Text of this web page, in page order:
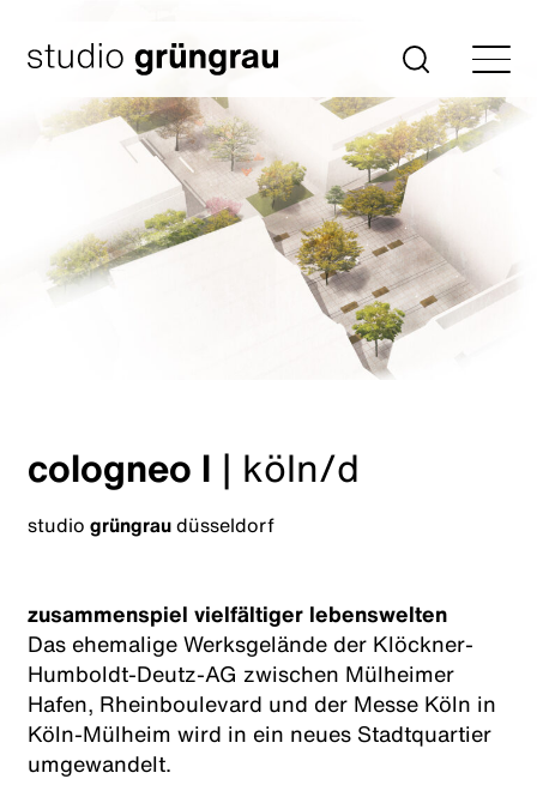
Inhalt
springen
Startseite Suche
cologneo l | köln/d
studio grüngraudüsseldorf
zusammenspiel vielfältiger lebenswelten
Das ehemalige Werksgelände der Klöckner-
Humboldt-Deutz-AG zwischen Mülheimer
Hafen, Rheinboulevard und der Messe Köln in
Köln-Mülheim wird in ein neues Stadtquartier
umgewandelt.